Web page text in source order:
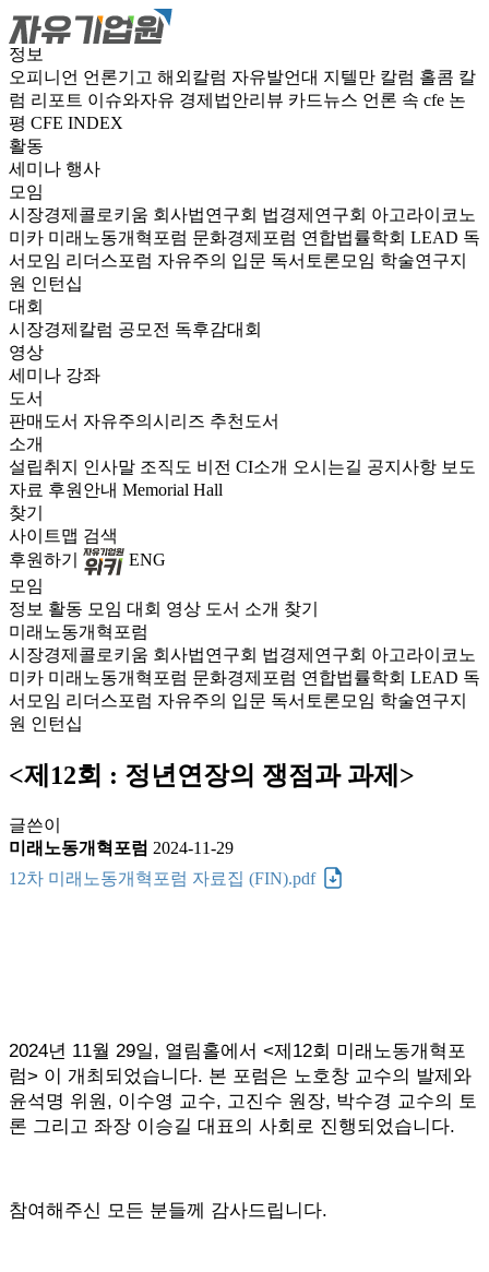
정보
오피니언 언론기고 해외칼럼 자유발언대 지텔만 칼럼 홀콤 칼
럼 리포트 이슈와자유 경제법안리뷰 카드뉴스 언론 속 cfe 논
평 CFE INDEX
활동
세미나 행사
모임
시장경제콜로키움 회사법연구회 법경제연구회 아고라이코노
미카 미래노동개혁포럼 문화경제포럼 연합법률학회 LEAD 독
서모임 리더스포럼 자유주의 입문 독서토론모임 학술연구지
원 인턴십
대회
시장경제칼럼 공모전 독후감대회
영상
세미나 강좌
도서
판매도서 자유주의시리즈 추천도서
소개
설립취지 인사말 조직도 비전 CI소개 오시는길 공지사항 보도
자료 후원안내 Memorial Hall
찾기
사이트맵 검색
후원하기
ENG
모임
정보 활동 모임 대회 영상 도서 소개 찾기
미래노동개혁포럼
시장경제콜로키움 회사법연구회 법경제연구회 아고라이코노
미카 미래노동개혁포럼 문화경제포럼 연합법률학회 LEAD 독
서모임 리더스포럼 자유주의 입문 독서토론모임 학술연구지
원 인턴십
<제12회 : 정년연장의 쟁점과 과제>
글쓴이
미래노동개혁포럼 2024-11-29
12차 미래노동개혁포럼 자료집 (FIN).pdf
2024년 11월 29일, 열림홀에서 <제12회 미래노동개혁포
럼> 이 개최되었습니다. 본 포럼은 노호창 교수의 발제와
윤석명 위원, 이수영 교수, 고진수 원장, 박수경 교수의 토
론 그리고 좌장 이승길 대표의 사회로 진행되었습니다.
참여해주신 모든 분들께 감사드립니다.